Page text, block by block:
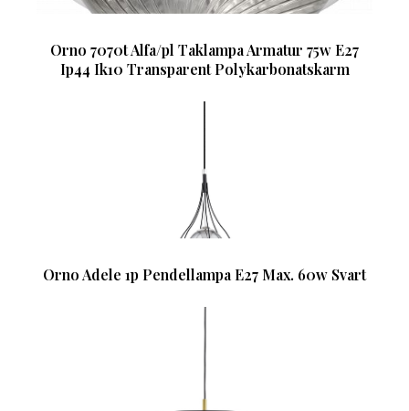
Orno 7070t Alfa/pl Taklampa Armatur 75w E27
Ip44 Ik10 Transparent Polykarbonatskarm
Orno Adele 1p Pendellampa E27 Max. 60w Svart